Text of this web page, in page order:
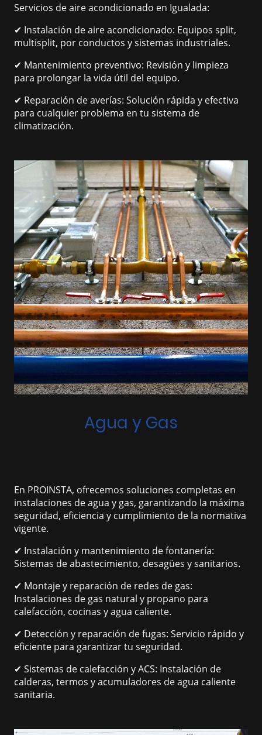
Servicios de aire acondicionado en Igualada:
✔ Instalación de aire acondicionado: Equipos split,
multisplit, por conductos y sistemas industriales.
✔ Mantenimiento preventivo: Revisión y limpieza
para prolongar la vida útil del equipo.
✔ Reparación de averías: Solución rápida y efectiva
para cualquier problema en tu sistema de
climatización.
Agua y Gas
En PROINSTA, ofrecemos soluciones completas en
instalaciones de agua y gas, garantizando la máxima
seguridad, eficiencia y cumplimiento de la normativa
vigente.
✔ Instalación y mantenimiento de fontanería:
Sistemas de abastecimiento, desagües y sanitarios.
✔ Montaje y reparación de redes de gas:
Instalaciones de gas natural y propano para
calefacción, cocinas y agua caliente.
✔ Detección y reparación de fugas: Servicio rápido y
eficiente para garantizar tu seguridad.
✔ Sistemas de calefacción y ACS: Instalación de
calderas, termos y acumuladores de agua caliente
sanitaria.